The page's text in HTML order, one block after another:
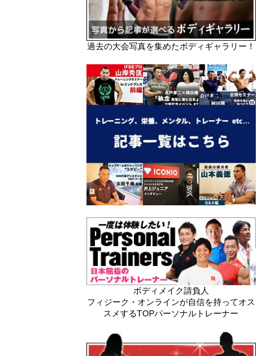
過去の大会写真を集めたボディギャラリー！
ボディメイク請負人
フィジーク・オンラインが自信を持ってオス
スメするTOPパーソナルトレーナー